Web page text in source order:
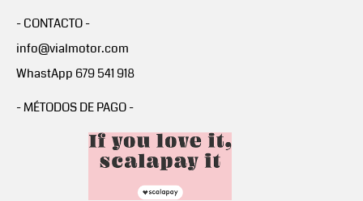
- CONTACTO -
info@vialmotor.com
WhastApp 679 541 918
- MÉTODOS DE PAGO -